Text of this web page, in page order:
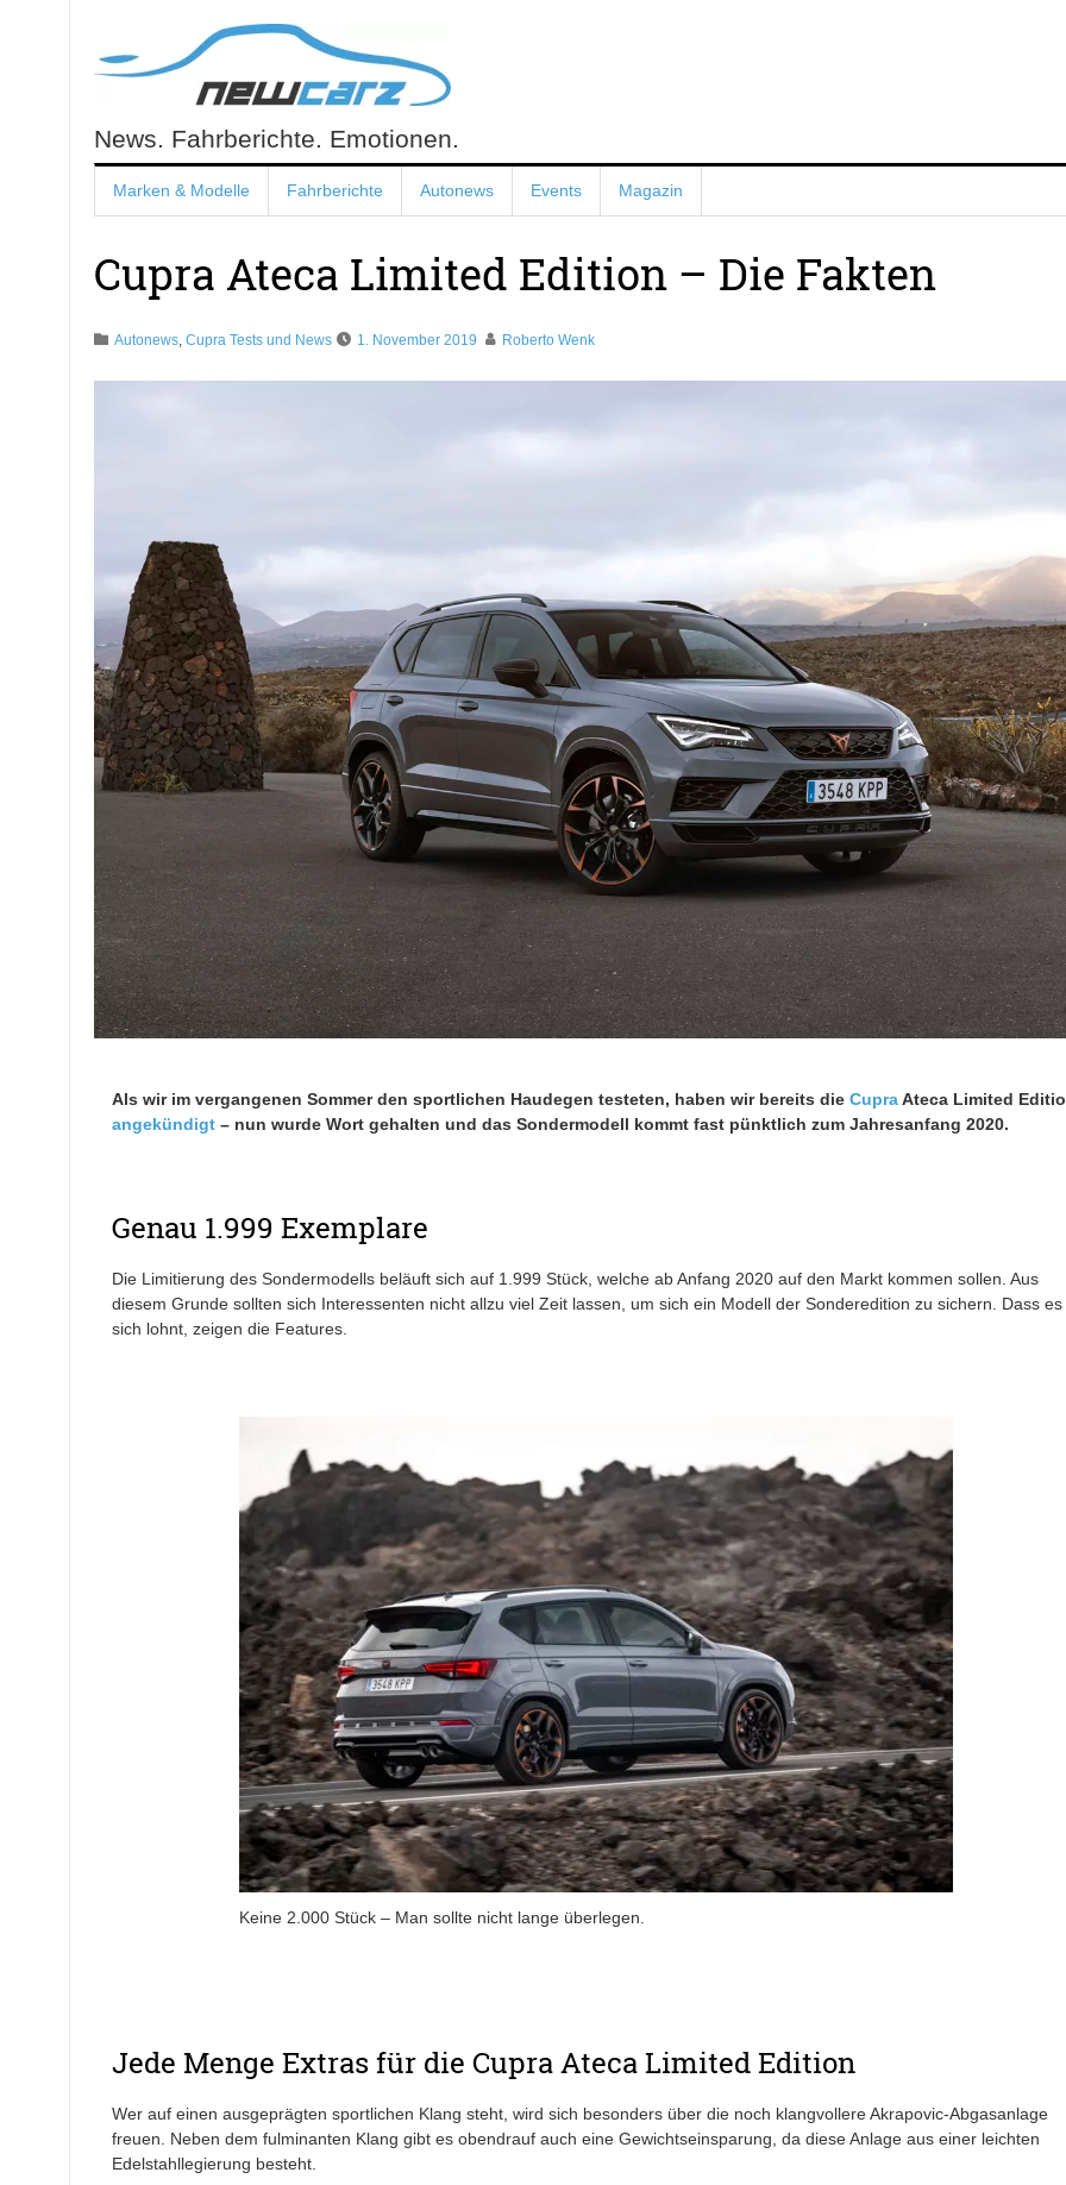
content
NewCarz.de
News. Fahrberichte. Emotionen.
Marken & Modelle Fahrberichte Autonews Events Magazin
Cupra Ateca Limited Edition – Die Fakten
Autonews, Cupra Tests und News 1. November 2019 Roberto Wenk
Als wir im vergangenen Sommer den sportlichen Haudegen testeten, haben wir bereits die CupraAteca Limited
angekündigt– nun wurde Wort gehalten und das Sondermodell kommt fast pünktlich zum Jahresanfang 2020.
Genau 1.999 Exemplare
Die Limitierung des Sondermodells beläuft sich auf 1.999 Stück, welche ab Anfang 2020 auf den Markt kommen sollen. Aus
diesem Grunde sollten sich Interessenten nicht allzu viel Zeit lassen, um sich ein Modell der Sonderedition zu sichern. Dass es
sich lohnt, zeigen die Features.
Keine 2.000 Stück – Man sollte nicht lange überlegen.
Jede Menge Extras für die Cupra Ateca Limited Edition
Wer auf einen ausgeprägten sportlichen Klang steht, wird sich besonders über die noch klangvollere Akrapovic-Abgasanlage
freuen. Neben dem fulminanten Klang gibt es obendrauf auch eine Gewichtseinsparung, da diese Anlage aus einer leichten
Edelstahllegierung besteht.